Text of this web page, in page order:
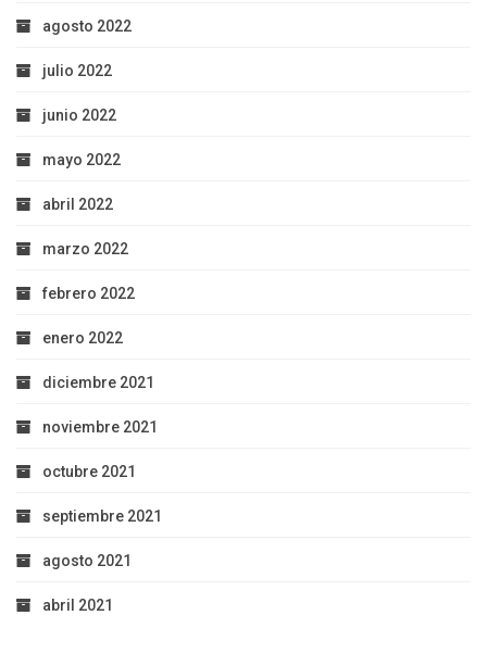
agosto 2022
julio 2022
junio 2022
mayo 2022
abril 2022
marzo 2022
febrero 2022
enero 2022
diciembre 2021
noviembre 2021
octubre 2021
septiembre 2021
agosto 2021
abril 2021